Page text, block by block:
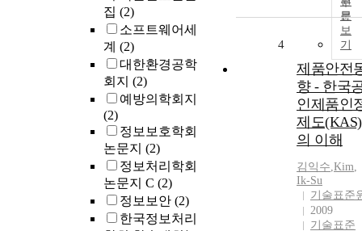
집 (2)
소프트웨어세
계 (2)
대한환경공학
회지 (2)
예방의학회지
(2)
정보보호학회
논문지 (2)
정보처리학회
논문지 C (2)
정보보안 (2)
한국정보처리
문
보
기
4
제품안전
향 - 한국
인제품인
제도(KAS)
의 이해
김익수,Kim,
Ik-Su
기술표준
2009
기술표준